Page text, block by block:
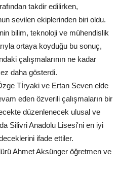
takdir edilirken,
sevilen ekiplerinden biri oldu.
bilim, teknoloji ve mühendislik
ortaya koyduğu bu sonuç,
çalışmalarının ne kadar
daha gösterdi.
Tİryaki ve Ertan Seven elde
eden özverili çalışmaların bir
düzenlenecek ulusal ve
Silivri Anadolu Lisesi'ni en iyi
ifade ettiler.
Ahmet Aksünger öğretmen ve